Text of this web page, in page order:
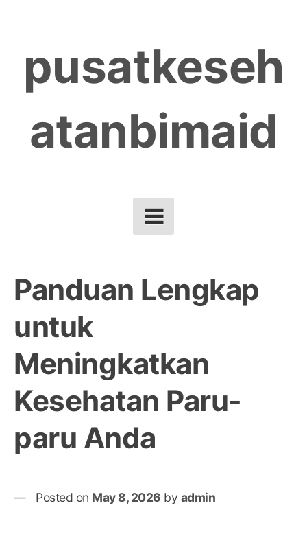
content
pusatkeseh
atanbimaid
Panduan Lengkap
untuk
Meningkatkan
Kesehatan Paru-
paru Anda
Posted on May 8, 2026 by admin